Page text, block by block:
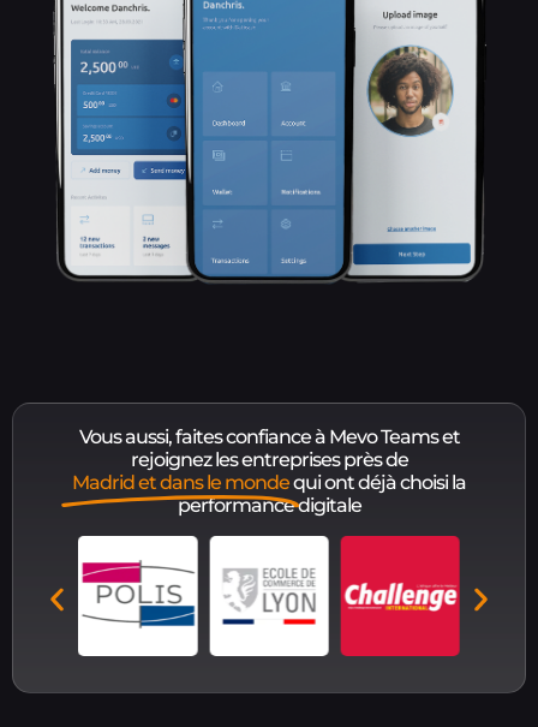
Vous aussi, faites confiance à Mevo Teams et
rejoignez les entreprises près de
Madrid et dans le mondequi ont déjà choisi la
performance digitale